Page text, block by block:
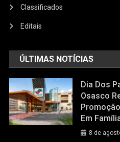
Classificados
Editais
ÚLTIMAS NOTÍCIAS
Dia Dos
Osasco
Em
8 de